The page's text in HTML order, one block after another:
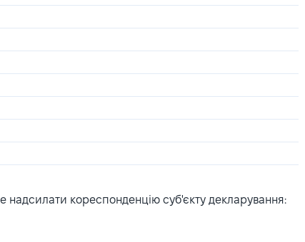
надсилати кореспонденцію суб'єкту декларування: